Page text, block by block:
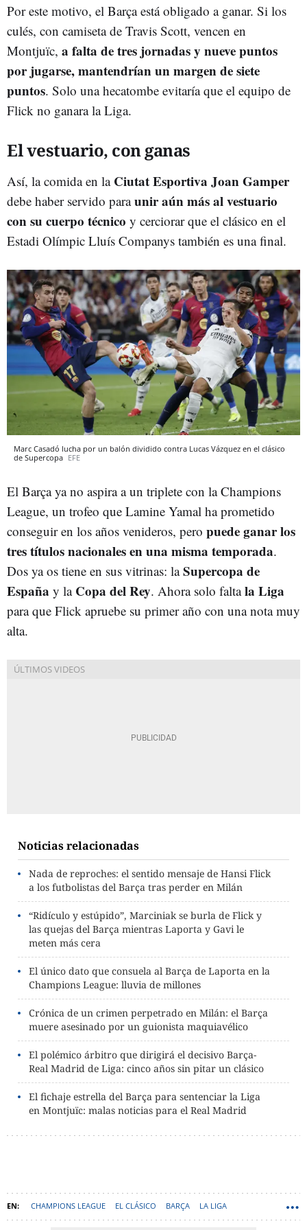
Por este motivo, el Barça está obligado a ganar. Si los
culés, con camiseta de Travis Scott, vencen en
Montjuïc, a falta de tres jornadas y nueve puntos
por jugarse, mantendrían un margen de siete
puntos. Solo una hecatombe evitaría que el equipo de
Flick no ganara la Liga.
El vestuario, con ganas
Así, la comida en la Ciutat Esportiva Joan Gamper
debe haber servido paraunir aún más al vestuario
con su cuerpo técnico y cerciorar que el clásico en el
Estadi Olímpic Lluís Companys también es una final.
Marc Casadó lucha por un balón dividido contra Lucas Vázquez en el clásico
de Supercopa EFE
El Barça ya no aspira a un triplete con la Champions
League, un trofeo que Lamine Yamal ha prometido
conseguir en los años venideros, pero puede ganar los
tres títulos nacionales en una misma temporada.
Dos ya os tiene en sus vitrinas: laSupercopa de
España y la Copa del Rey. Ahora solo faltala Liga
para que Flick apruebe su primer año con una nota muy
alta.
Noticias relacionadas
Nada de reproches: el sentido mensaje de Hansi Flick
a los futbolistas del Barça tras perder en Milán
“Ridículo y estúpido”, Marciniak se burla de Flick y
las quejas del Barça mientras Laporta y Gavi le
meten más cera
El único dato que consuela al Barça de Laporta en la
Champions League: lluvia de millones
Crónica de un crimen perpetrado en Milán: el Barça
muere asesinado por un guionista maquiavélico
El polémico árbitro que dirigirá el decisivo Barça-
Real Madrid de Liga: cinco años sin pitar un clásico
El fichaje estrella del Barça para sentenciar la Liga
en Montjuïc: malas noticias para el Real Madrid
CHAMPIONS LEAGUE EL CLÁSICO BARÇA LA LIGA